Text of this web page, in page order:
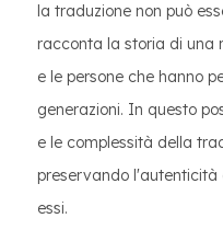
la traduzione non può
racconta la storia di una
e le persone che hanno
generazioni. In questo
e le complessità della
preservando
essi.